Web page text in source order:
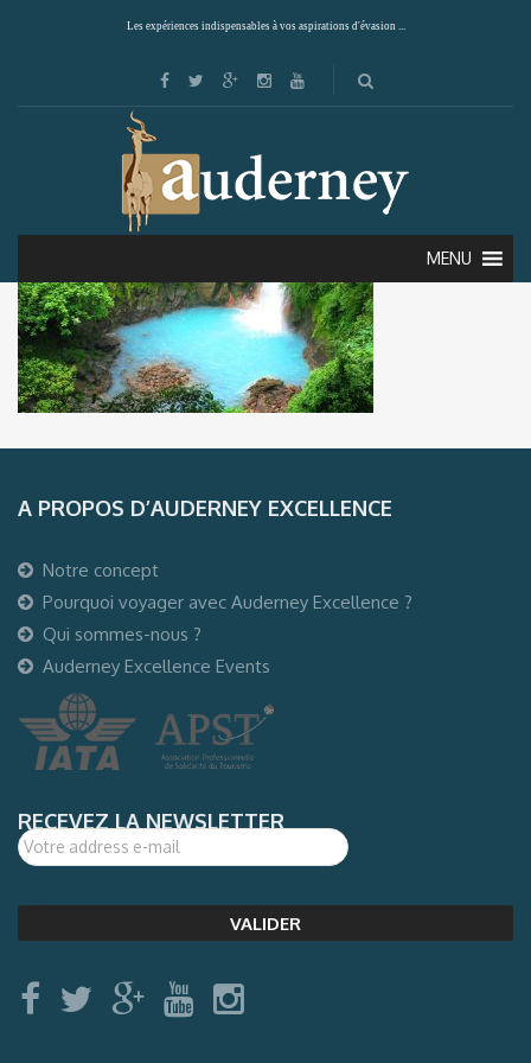
Les expériences indispensables à vos aspirations d'évasion ...
MENU
A PROPOS D’AUDERNEY EXCELLENCE
Notre concept
Pourquoi voyager avec Auderney Excellence ?
Qui sommes-nous ?
Auderney Excellence Events
RECEVEZ LA NEWSLETTER